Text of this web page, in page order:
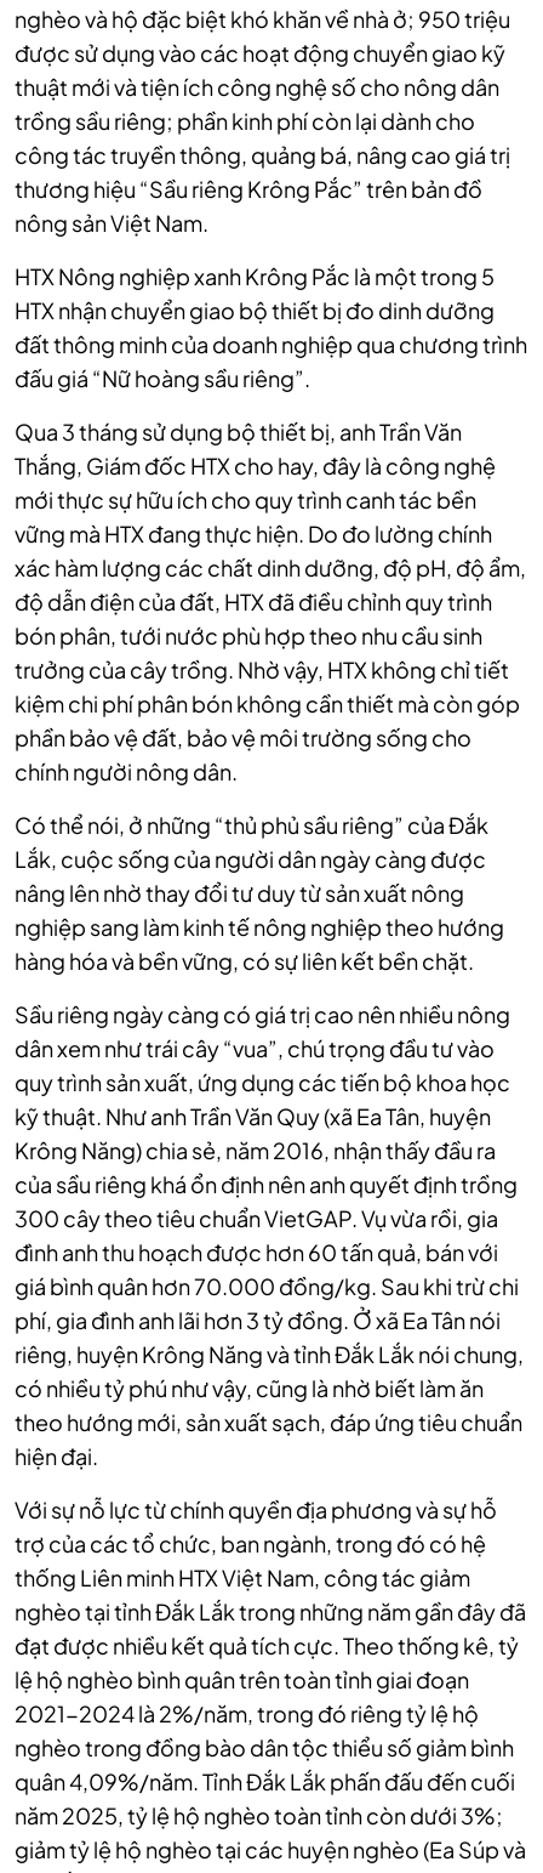
nghèo và hộ đặc biệt khó khăn về nhà ở; 950 triệu
được sử dụng vào các hoạt động chuyển giao kỹ
thuật mới và tiện ích công nghệ số cho nông dân
trồng sầu riêng; phần kinh phí còn lại dành cho
công tác truyền thông, quảng bá, nâng cao giá trị
thương hiệu “Sầu riêng Krông Pắc” trên bản đồ
nông sản Việt Nam.
HTX Nông nghiệp xanh Krông Pắc là một trong 5
HTX nhận chuyển giao bộ thiết bị đo dinh dưỡng
đất thông minh của doanh nghiệp qua chương trình
đấu giá “Nữ hoàng sầu riêng”.
Qua 3 tháng sử dụng bộ thiết bị, anh Trần Văn
Thắng, Giám đốc HTX cho hay, đây là công nghệ
mới thực sự hữu ích cho quy trình canh tác bền
vững mà HTX đang thực hiện. Do đo lường chính
xác hàm lượng các chất dinh dưỡng, độ pH, độ ẩm,
độ dẫn điện của đất, HTX đã điều chỉnh quy trình
bón phân, tưới nước phù hợp theo nhu cầu sinh
trưởng của cây trồng. Nhờ vậy, HTX không chỉ tiết
kiệm chi phí phân bón không cần thiết mà còn góp
phần bảo vệ đất, bảo vệ môi trường sống cho
chính người nông dân.
Có thể nói, ở những “thủ phủ sầu riêng” của Đắk
Lắk, cuộc sống của người dân ngày càng được
nâng lên nhờ thay đổi tư duy từ sản xuất nông
nghiệp sang làm kinh tế nông nghiệp theo hướng
hàng hóa và bền vững, có sự liên kết bền chặt.
Sầu riêng ngày càng có giá trị cao nên nhiều nông
dân xem như trái cây “vua”, chú trọng đầu tư vào
quy trình sản xuất, ứng dụng các tiến bộ khoa học
kỹ thuật. Như anh Trần Văn Quy (xã Ea Tân, huyện
Krông Năng) chia sẻ, năm 2016, nhận thấy đầu ra
của sầu riêng khá ổn định nên anh quyết định trồng
300 cây theo tiêu chuẩn VietGAP. Vụ vừa rồi, gia
đình anh thu hoạch được hơn 60 tấn quả, bán với
giá bình quân hơn 70.000 đồng/kg. Sau khi trừ chi
phí, gia đình anh lãi hơn 3 tỷ đồng. Ở xã Ea Tân nói
riêng, huyện Krông Năng và tỉnh Đắk Lắk nói chung,
có nhiều tỷ phú như vậy, cũng là nhờ biết làm ăn
theo hướng mới, sản xuất sạch, đáp ứng tiêu chuẩn
hiện đại.
Với sự nỗ lực từ chính quyền địa phương và sự hỗ
trợ của các tổ chức, ban ngành, trong đó có hệ
thống Liên minh HTX Việt Nam, công tác giảm
nghèo tại tỉnh Đắk Lắk trong những năm gần đây đã
đạt được nhiều kết quả tích cực. Theo thống kê, tỷ
lệ hộ nghèo bình quân trên toàn tỉnh giai đoạn
2021-2024 là 2%/năm, trong đó riêng tỷ lệ hộ
nghèo trong đồng bào dân tộc thiểu số giảm bình
quân 4,09%/năm. Tỉnh Đắk Lắk phấn đấu đến cuối
năm 2025, tỷ lệ hộ nghèo toàn tỉnh còn dưới 3%;
giảm tỷ lệ hộ nghèo tại các huyện nghèo (Ea Súp và